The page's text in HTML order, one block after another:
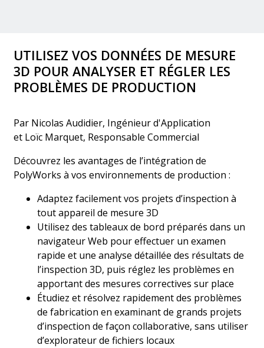
UTILISEZ VOS DONNÉES DE MESURE
3D POUR ANALYSER ET RÉGLER LES
PROBLÈMES DE PRODUCTION
Par Nicolas Audidier, Ingénieur d'Application
et Loïc Marquet, Responsable Commercial
Découvrez les avantages de l’intégration de
PolyWorks à vos environnements de production :
Adaptez facilement vos projets d’inspection à
tout appareil de mesure 3D
Utilisez des tableaux de bord préparés dans un
navigateur Web pour effectuer un examen
rapide et une analyse détaillée des résultats de
l’inspection 3D, puis réglez les problèmes en
apportant des mesures correctives sur place
Étudiez et résolvez rapidement des problèmes
de fabrication en examinant de grands projets
d’inspection de façon collaborative, sans utiliser
d’explorateur de fichiers locaux